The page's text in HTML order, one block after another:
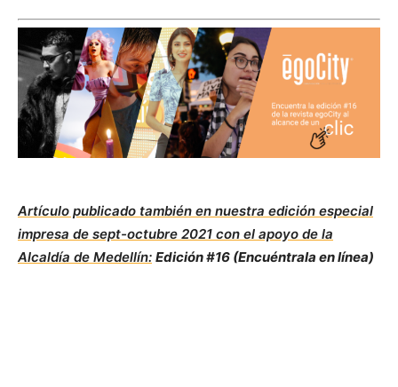
Artículo publicado también en nuestra edición especial
impresa de sept-octubre 2021 con el apoyo de la
Alcaldía de Medellín: Edición #16 (Encuéntrala en línea)